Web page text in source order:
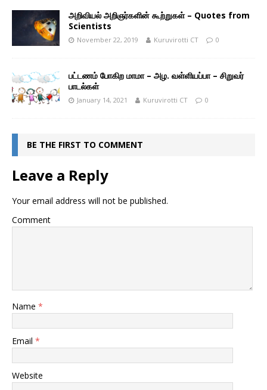
அறிவியல் அறிஞர்களின் கூற்றுகள் – Quotes from
Scientists
November 22, 2019 Kuruvirotti CT 0
பட்டணம் போகிற மாமா – அழ. வள்ளியப்பா – சிறுவர்
பாடல்கள்
January 14, 2021 Kuruvirotti CT 0
BE THE FIRST TO COMMENT
Leave a Reply
Your email address will not be published.
Comment
Name *
Email *
Website